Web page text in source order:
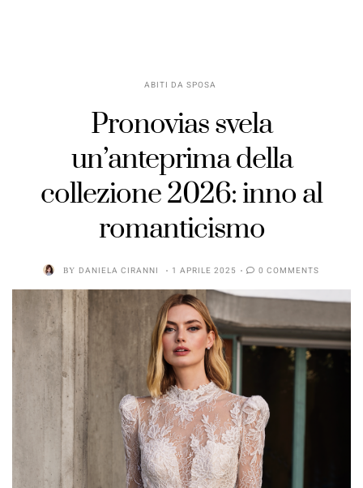
ABITI DA SPOSA
Pronovias svela
un’anteprima della
collezione 2026: inno al
romanticismo
BY DANIELA CIRANNI 1 APRILE 2025 0 COMMENTS